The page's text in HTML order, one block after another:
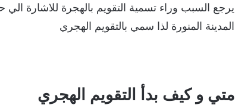
يرجع السبب وراء تسمية التقويم بالهجرة للاشارة
المدينة المنورة لذا سمي بالتقويم الهجري
متي و كيف بدأ التقويم الهجري